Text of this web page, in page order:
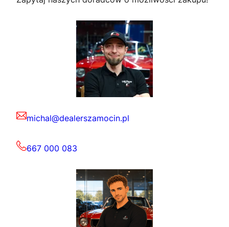
michal@dealerszamocin.pl
667 000 083